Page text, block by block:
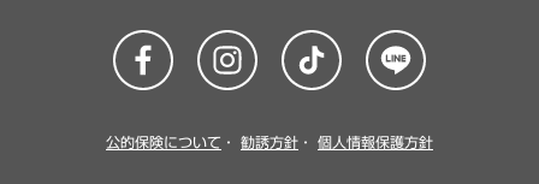
公的保険について ・ 勧誘方針 ・ 個人情報保護方針